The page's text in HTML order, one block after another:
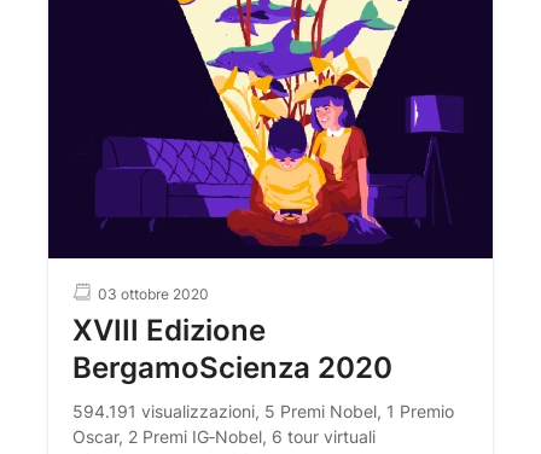
03 ottobre 2020
XVIII Edizione
BergamoScienza 2020
594.191 visualizzazioni, 5 Premi Nobel, 1 Premio
Oscar, 2 Premi IG‐Nobel, 6 tour virtuali